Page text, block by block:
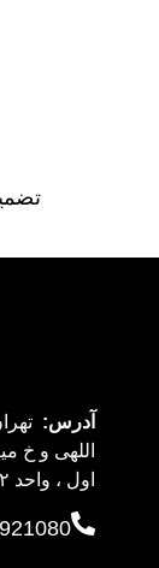
آدرس:
اول ، واحد ۲